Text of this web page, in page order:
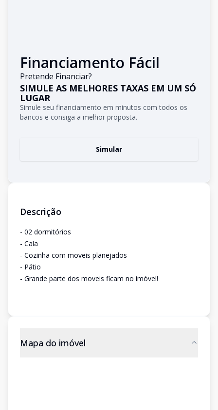
Financiamento Fácil
Pretende Financiar?
SIMULE AS MELHORES TAXAS EM UM SÓ
LUGAR
Simule seu financiamento em minutos com todos os
bancos e consiga a melhor proposta.
Simular
Descrição
- 02 dormitórios
- Cala
- Cozinha com moveis planejados
- Pátio
- Grande parte dos moveis ficam no imóvel!
Mapa do imóvel